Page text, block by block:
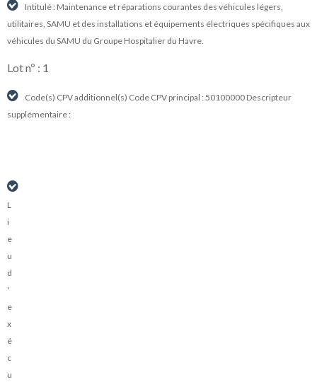
Intitulé : Maintenance et réparations courantes des véhicules légers,
utilitaires, SAMU et des installations et équipements électriques spécifiques aux
véhicules du SAMU du Groupe Hospitalier du Havre.
Lot nº : 1
Code(s) CPV additionnel(s) Code CPV principal : 50100000 Descripteur
supplémentaire :
L
i
e
u
d
'
e
x
é
c
u